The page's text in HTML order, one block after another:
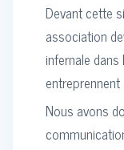
Devant cette
association
infernale
Nous avons